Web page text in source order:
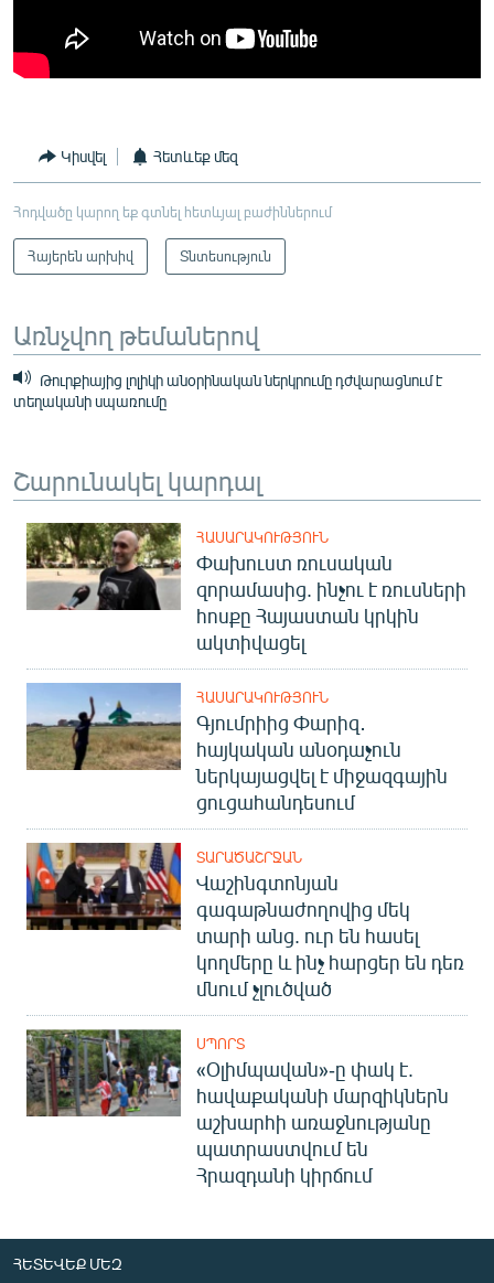
Կիսվել Հետևեք մեզ
Հոդվածը կարող եք գտնել հետևյալ բաժիններում
Հայերեն արխիվ Տնտեսություն
Առնչվող թեմաներով
Թուրքիայից լոլիկի անօրինական ներկրումը դժվարացնում է
տեղականի սպառումը
Շարունակել կարդալ
ՀԱՍԱՐԱԿՈՒԹՅՈՒՆ
Փախուստ ռուսական
զորամասից. ինչու է ռուսների
հոսքը Հայաստան կրկին
ակտիվացել
ՀԱՍԱՐԱԿՈՒԹՅՈՒՆ
Գյումրիից Փարիզ․
հայկական անօդաչուն
ներկայացվել է միջազգային
ցուցահանդեսում
ՏԱՐԱԾԱՇՐՋԱՆ
Վաշինգտոնյան
գագաթնաժողովից մեկ
տարի անց. ուր են հասել
կողմերը և ինչ հարցեր են դեռ
մնում չլուծված
ՍՊՈՐՏ
«Օլիմպավան»-ը փակ է.
հավաքականի մարզիկներն
աշխարհի առաջնությանը
պատրաստվում են
Հրազդանի կիրճում
ՀԵՏԵՎԵՔ ՄԵԶ